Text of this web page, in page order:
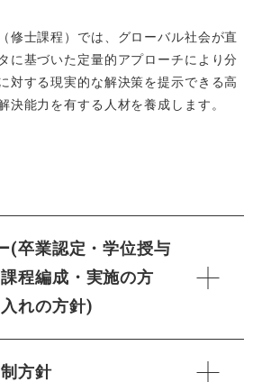
修士課程）では、グローバル社会が直
に基づいた定量的アプローチにより分
対する現実的な解決策を提示できる高
決能力を有する人材を養成します。
(卒業認定・学位授与
程編成・実施の方
れの方針)
方針